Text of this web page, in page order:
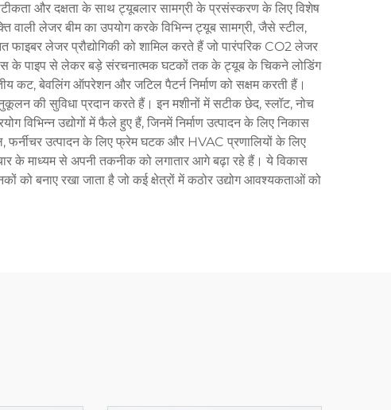
सटीकता और दक्षता के साथ ट्यूबलार सामग्री के प्रसंस्करण के लिए विशेष
वाली लेजर बीम का उपयोग करके विभिन्न ट्यूब सामग्री, जैसे स्टील,
लेजर प्रौद्योगिकी को शामिल करते हैं जो पारंपरिक CO2 लेजर
व्यास के पाइप से लेकर बड़े संरचनात्मक घटकों तक के ट्यूब के चिकने लोडिंग
कट, बेवलिंग ऑपरेशन और जटिल पैटर्न निर्माण को सक्षम करती हैं।
की सुविधा प्रदान करते हैं। इन मशीनों में सटीक छेद, स्लॉट, नोच
विभिन्न उद्योगों में फैले हुए हैं, जिनमें निर्माण उत्पादन के लिए निकास
फर्नीचर उत्पादन के लिए फ्रेम घटक और HVAC प्रणालियों के लिए
के माध्यम से अपनी तकनीक को लगातार आगे बढ़ा रहे हैं। ये विकास
को बनाए रखा जाता है जो कई क्षेत्रों में कठोर उद्योग आवश्यकताओं को